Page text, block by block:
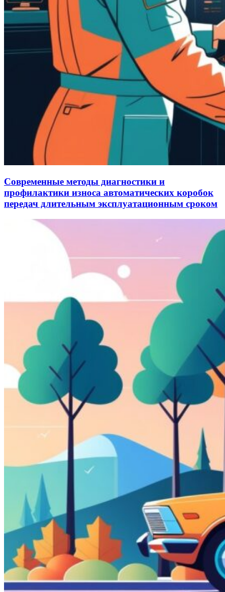
Современные методы диагностики и
профилактики износа автоматических коробок
передач длительным эксплуатационным сроком